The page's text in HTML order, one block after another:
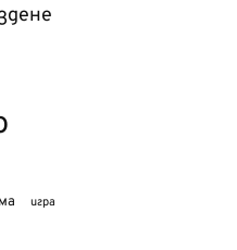
игра